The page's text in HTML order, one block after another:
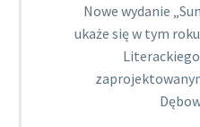
Nowe wydanie
ukaże się w tym